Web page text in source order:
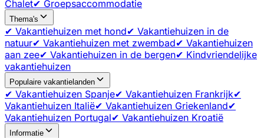
Chalet✔ Groepsaccommodatie
Thema's
✔ Vakantiehuizen met hond✔ Vakantiehuizen in de
natuur✔ Vakantiehuizen met zwembad✔ Vakantiehuizen
aan zee✔ Vakantiehuizen in de bergen✔ Kindvriendelijke
vakantiehuizen
Populaire vakantielanden
✔ Vakantiehuizen Spanje✔ Vakantiehuizen Frankrijk✔
Vakantiehuizen Italië✔ Vakantiehuizen Griekenland✔
Vakantiehuizen Portugal✔ Vakantiehuizen Kroatië
Informatie